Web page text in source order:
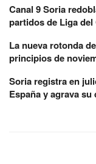
Canal 9 Soria
partidos de Liga
La nueva rotonda
principios de
Soria registra en
España y agrava